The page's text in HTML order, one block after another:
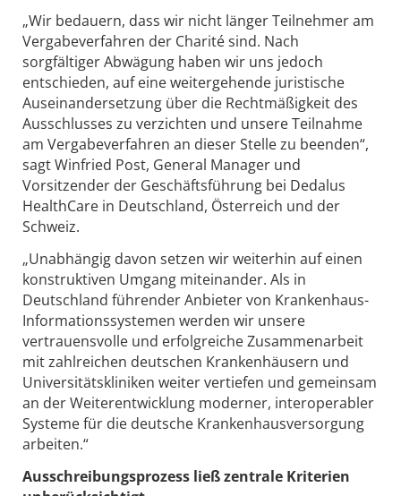
„Wir bedauern, dass wir nicht länger Teilnehmer am
Vergabeverfahren der Charité sind. Nach
sorgfältiger Abwägung haben wir uns jedoch
entschieden, auf eine weitergehende juristische
Auseinandersetzung über die Rechtmäßigkeit des
Ausschlusses zu verzichten und unsere Teilnahme
am Vergabeverfahren an dieser Stelle zu beenden“,
sagt Winfried Post, General Manager und
Vorsitzender der Geschäftsführung bei Dedalus
HealthCare in Deutschland, Österreich und der
Schweiz.
„Unabhängig davon setzen wir weiterhin auf einen
konstruktiven Umgang miteinander. Als in
Deutschland führender Anbieter von Krankenhaus-
Informationssystemen werden wir unsere
vertrauensvolle und erfolgreiche Zusammenarbeit
mit zahlreichen deutschen Krankenhäusern und
Universitätskliniken weiter vertiefen und gemeinsam
an der Weiterentwicklung moderner, interoperabler
Systeme für die deutsche Krankenhausversorgung
arbeiten.“
Ausschreibungsprozess ließ zentrale Kriterien